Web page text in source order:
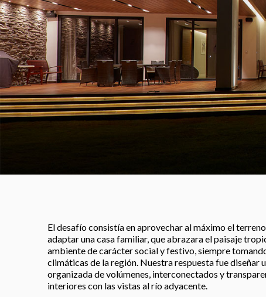
El desafío consistía en aprovechar al máximo el
adaptar una casa familiar, que abrazara el paisaje
ambiente de carácter social y festivo, siempre
climáticas de la región. Nuestra respuesta fue diseñar
organizada de volúmenes, interconectados y
interiores con las vistas al río adyacente.